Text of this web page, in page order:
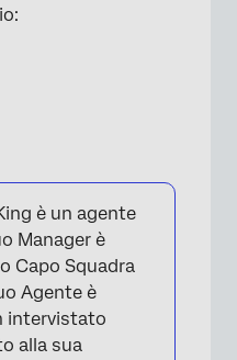
è un agente
Manager è
Capo Squadra
Agente è
intervistato
alla sua